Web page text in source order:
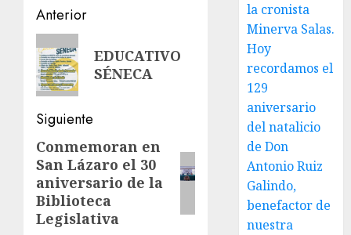
Navegación
de
entradas
Anterior
Entrada
anterior:
EDUCATIVO
SÉNECA
Siguiente
Siguiente
entrada:
Conmemoran en
San Lázaro el 30
aniversario de la
Biblioteca
Legislativa
la cronista
Minerva Salas.
Hoy
recordamos el
129
aniversario
del natalicio
de Don
Antonio Ruiz
Galindo,
benefactor de
nuestra